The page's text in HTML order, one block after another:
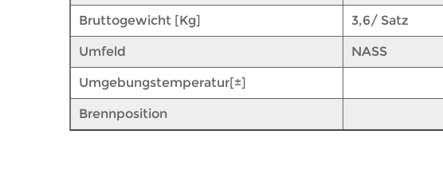
Bruttogewicht [Kg] 3,6/ Satz
Umfeld NASS
Umgebungstemperatur[±]
Brennposition